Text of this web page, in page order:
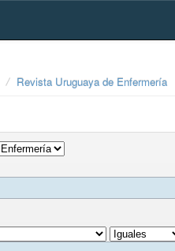
Revista Uruguaya de Enfermería